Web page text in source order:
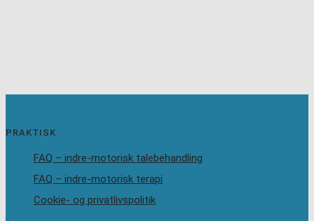
PRAKTISK
FAQ – indre-motorisk talebehandling
FAQ – indre-motorisk terapi
Cookie- og privatlivspolitik